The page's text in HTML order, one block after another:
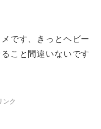
です、きっとヘビー
こと間違いないです
ンク